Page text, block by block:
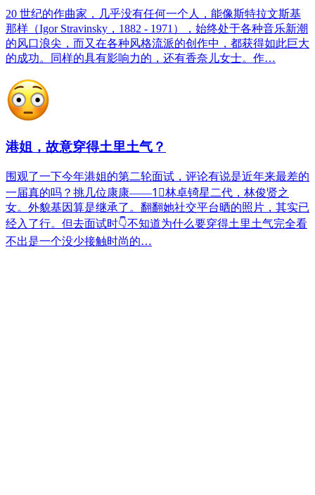
20 世纪的作曲家，几乎没有任何一个人，能像斯特拉文斯基
那样（Igor Stravinsky，1882 - 1971），始终处于各种音乐新潮
的风口浪尖，而又在各种风格流派的创作中，都获得如此巨大
的成功。同样的具有影响力的，还有香奈儿女士。作…
港姐，故意穿得土里土气？
围观了一下今年港姐的第二轮面试，评论有说是近年来最差的
一届真的吗？挑几位康康——1⃣️林卓锜星二代，林俊贤之
女。外貌基因算是继承了。翻翻她社交平台晒的照片，其实已
经入了行。但去面试时👇不知道为什么要穿得土里土气完全看
不出是一个没少接触时尚的…